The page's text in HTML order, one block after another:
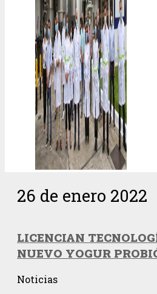
26 de enero 2022
LICENCIAN
NUEVO YOGUR
Noticias